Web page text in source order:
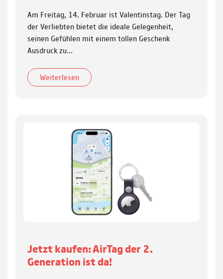
Am Freitag, 14. Februar ist Valentinstag. Der Tag
der Verliebten bietet die ideale Gelegenheit,
seinen Gefühlen mit einem tollen Geschenk
Ausdruck zu…
Weiterlesen
Jetzt kaufen: AirTag der 2.
Generation ist da!